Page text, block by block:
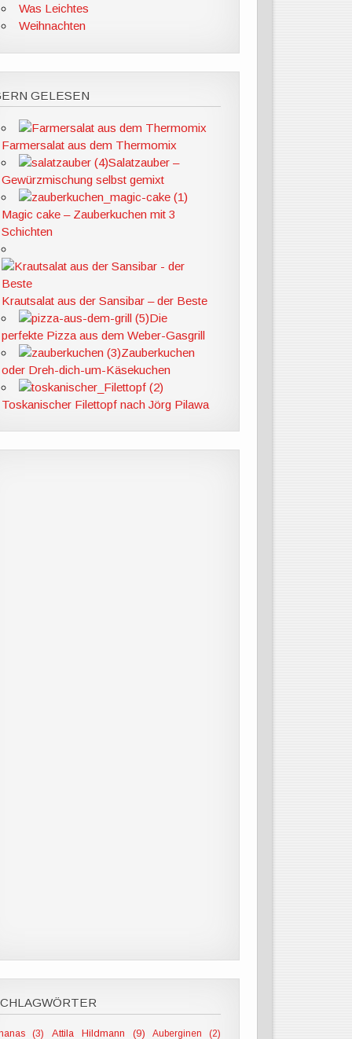
Was Leichtes
Weihnachten
GELESEN
Farmersalat aus dem Thermomix
Salatzauber –
Gewürzmischung selbst gemixt
Magic cake – Zauberkuchen mit 3
Schichten
Krautsalat aus der Sansibar – der Beste
Die
perfekte Pizza aus dem Weber-Gasgrill
Zauberkuchen
oder Dreh-dich-um-Käsekuchen
Toskanischer Filettopf nach Jörg Pilawa
(3) Attila Hildmann (9) Auberginen (2)